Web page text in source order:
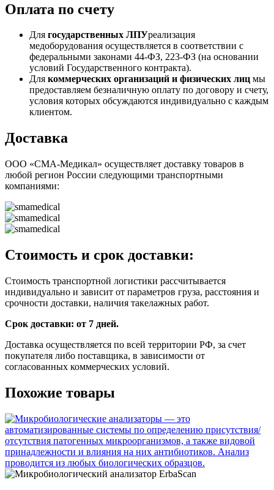
Оплата по счету
Для государственных ЛПУреализация
медоборудования осуществляется в соответствии с
федеральными законами 44-ФЗ, 223-ФЗ (на основании
условий Государственного контракта).
Для коммерческих организаций и физических лиц мы
предоставляем безналичную оплату по договору и счету,
условия которых обсуждаются индивидуально с каждым
клиентом.
Доставка
ООО «СМА-Медикал» осуществляет доставку товаров в
любой регион России следующими транспортными
компаниями:
Стоимость и срок доставки:
Стоимость транспортной логистики рассчитывается
индивидуально и зависит от параметров груза, расстояния и
срочности доставки, наличия такелажных работ.
Срок доставки: от 7 дней.
Доставка осуществляется по всей территории РФ, за счет
покупателя либо поставщика, в зависимости от
согласованных коммерческих условий.
Похожие товары